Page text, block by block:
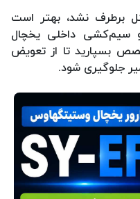
برطرف نشد، بهتر است
و سیم‌کشی داخلی یخچال
بسپارید تا از تعویض
جلوگیری شود.